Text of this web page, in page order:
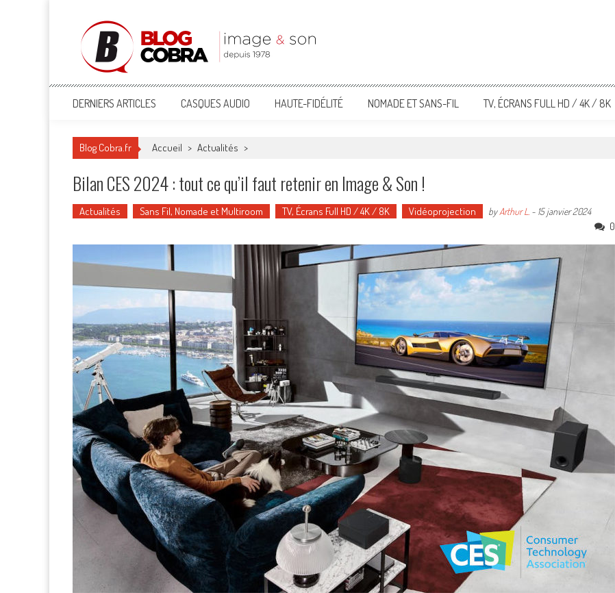
Blog Cobra
Toute l'actu Image & Son !
DERNIERS ARTICLES CASQUES AUDIO HAUTE-FIDÉLITÉ NOMADE ET SANS-FIL TV, ÉCRANS FULL HD / 4K / 8K
Blog Cobra.fr Accueil > Actualités >
Bilan CES 2024 : tout ce qu’il faut retenir en Image & Son !
Actualités Sans Fil, Nomade et Multiroom TV, Écrans Full HD / 4K / 8K Vidéoprojection byArthur L. - 15 janvier 2024
0